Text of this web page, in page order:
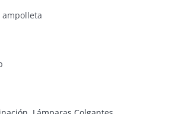
ampolleta